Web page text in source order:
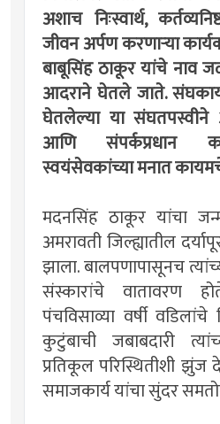
अशाच निःस्वार्थ,
जीवन अर्पण करणाऱ्या
बाबूसिंह ठाकूर यांचे नाव
आदराने घेतले जाते.
घेतलेल्या या
आणि संपर्कप्रधान
स्वयंसेवकांच्या मनात
मदनसिंह ठाकूर यांचा
अमरावती जिल्ह्यातील
झाला. बालपणापासूनच
संस्कारांचे वातावरण
पंचविसाव्या वर्षी
कुटुंबाची जबाबदारी
प्रतिकूल परिस्थितीशी झुंज
समाजकार्य यांचा सुंदर